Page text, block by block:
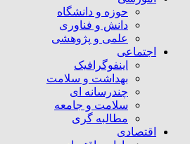
حوزه و دانشگاه
دانش و فناوری
علمی و پژوهشی
اجتماعی
اینفوگرافیک
بهداشت و سلامت
چندرسانه ای
سلامت و جامعه
مطالبه گری
اقتصادی